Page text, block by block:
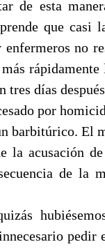
de esta
que
enfermeros no
tres días
por
barbitúrico. El
la acusación
de la
pedir